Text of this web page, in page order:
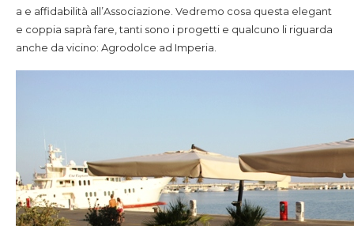
a e affidabilità all’Associazione. Vedremo cosa questa elegant
e coppia saprà fare, tanti sono i progetti e qualcuno li riguarda
anche da vicino: Agrodolce ad Imperia.